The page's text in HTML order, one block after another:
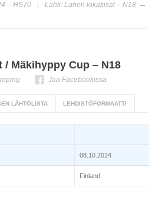
– HS70 Lahti: Lahen lokakisat – N18
Mäkihyppy Cup – N18
Jaa Facebookissa
LÄHTÖLISTA LEHDISTÖFORMAATTI
08.10.2024
Finland